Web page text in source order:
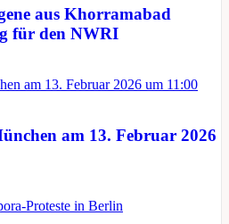
aus Khorramabad
für den NWRI
am 13. Februar 2026